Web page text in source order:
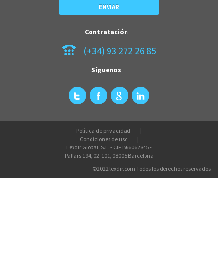
Contratación
(+34) 93 272 26 85
Síguenos
Política de privacidad
Condiciones de uso
Lexdir Global, S.L. - CIF B66062845 -
Pallars 194, 02-101, 08005 Barcelona
©2022 lexdir.com Todos los derechos reservados